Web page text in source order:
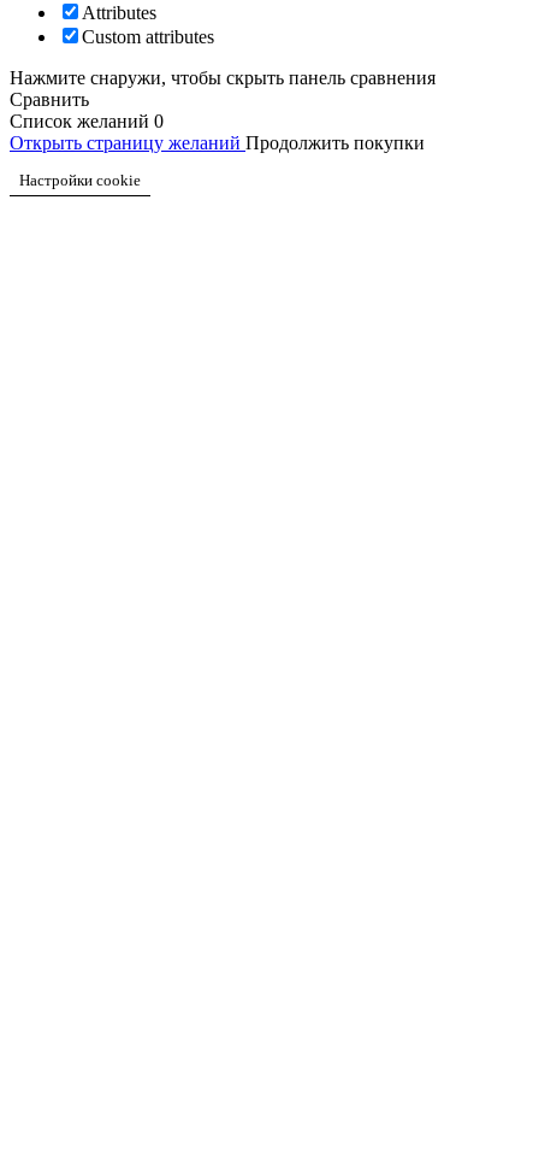
Attributes
Custom attributes
Нажмите снаружи, чтобы скрыть панель сравнения
Сравнить
Список желаний 0
Открыть страницу желаний Продолжить покупки
Настройки cookie